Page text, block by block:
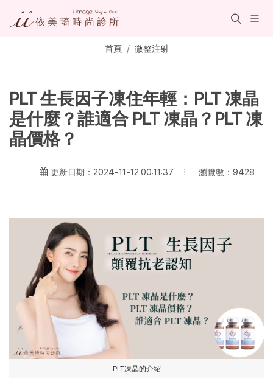
首頁 微整注射
PLT 生長因子凍住年輕：PLT 凍晶
是什麼？誰適合 PLT 凍晶？PLT 凍
晶價格？
更新日期：2024-11-12 00:11:37 瀏覽數：9428
PLT凍晶的介紹